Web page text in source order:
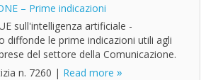
– Prime indicazioni
sull'intelligenza artificiale -
diffonde le prime indicazioni utili agli
del settore della Comunicazione.
n. 7260 | Read more